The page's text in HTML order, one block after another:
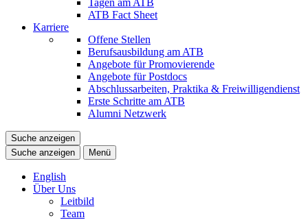
Tagen am ATB
ATB Fact Sheet
Karriere
Offene Stellen
Berufsausbildung am ATB
Angebote für Promovierende
Angebote für Postdocs
Abschlussarbeiten, Praktika & Freiwilligendienst
Erste Schritte am ATB
Alumni Netzwerk
Suche anzeigen
Suche anzeigen
Menü
English
Über Uns
Leitbild
Team